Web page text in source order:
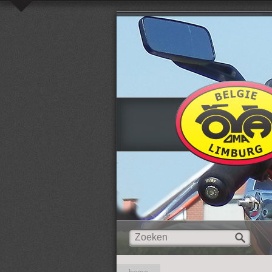
Overslaan en naar de inhoud gaan
Zoekveld
Zoeken